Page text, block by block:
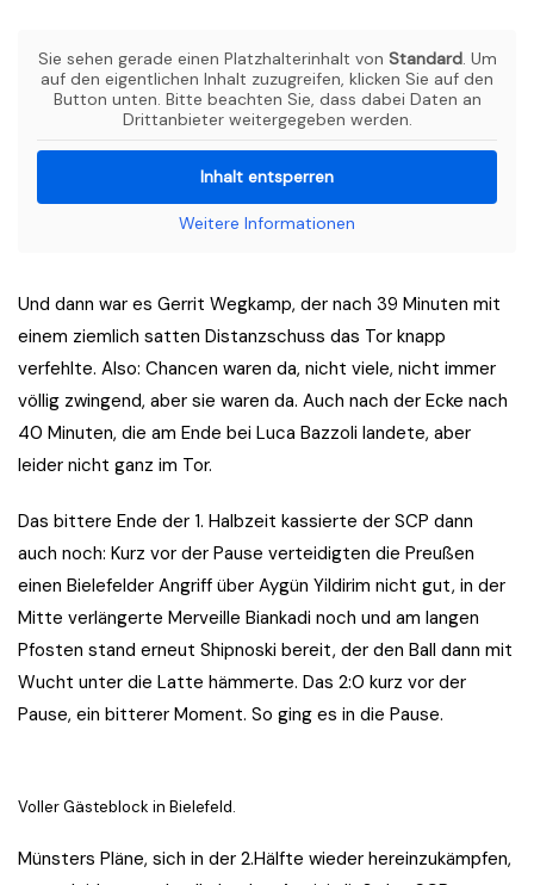
Sie sehen gerade einen Platzhalterinhalt von Standard. Um
auf den eigentlichen Inhalt zuzugreifen, klicken Sie auf den
Button unten. Bitte beachten Sie, dass dabei Daten an
Drittanbieter weitergegeben werden.
Inhalt entsperren
Weitere Informationen
Und dann war es Gerrit Wegkamp, der nach 39 Minuten mit
einem ziemlich satten Distanzschuss das Tor knapp
verfehlte. Also: Chancen waren da, nicht viele, nicht immer
völlig zwingend, aber sie waren da. Auch nach der Ecke nach
40 Minuten, die am Ende bei Luca Bazzoli landete, aber
leider nicht ganz im Tor.
Das bittere Ende der 1. Halbzeit kassierte der SCP dann
auch noch: Kurz vor der Pause verteidigten die Preußen
einen Bielefelder Angriff über Aygün Yildirim nicht gut, in der
Mitte verlängerte Merveille Biankadi noch und am langen
Pfosten stand erneut Shipnoski bereit, der den Ball dann mit
Wucht unter die Latte hämmerte. Das 2:0 kurz vor der
Pause, ein bitterer Moment. So ging es in die Pause.
Voller Gästeblock in Bielefeld.
Münsters Pläne, sich in der 2.Hälfte wieder hereinzukämpfen,